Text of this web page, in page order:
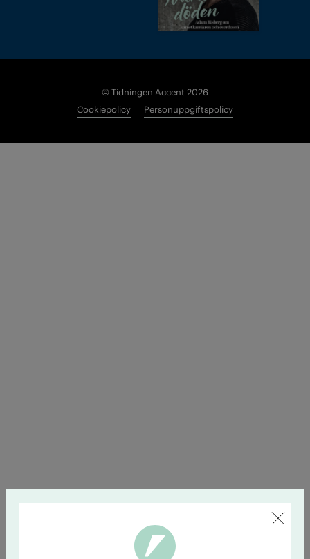
© Tidningen Accent 2026
Cookiepolicy
Personuppgiftspolicy